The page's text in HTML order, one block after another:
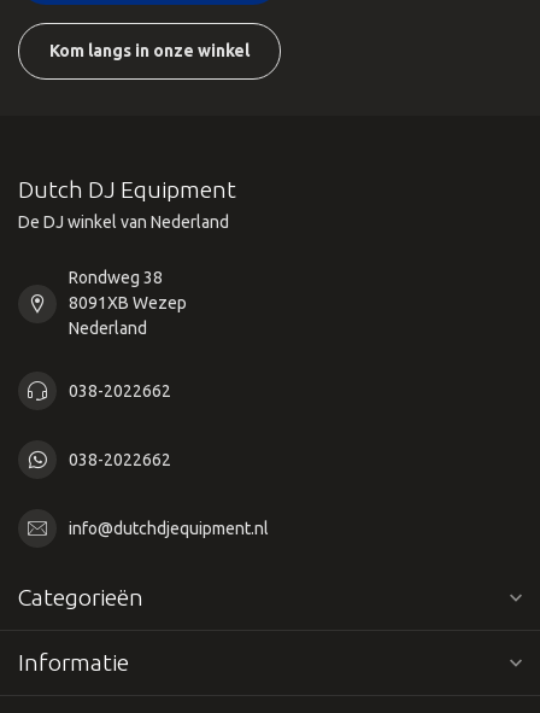
Kom langs in onze winkel
Dutch DJ Equipment
De DJ winkel van Nederland
Rondweg 38
8091XB Wezep
Nederland
038-2022662
038-2022662
info@dutchdjequipment.nl
Categorieën
Informatie